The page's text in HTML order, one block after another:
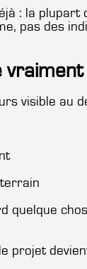
: la plupart
pas des
visible au
quelque
projet